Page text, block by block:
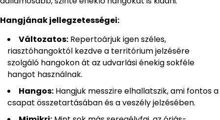
Hangjának jellegzetességei:
Változatos: Repertoárjuk igen széles,
riasztóhangoktól kezdve a territórium jelzésére
szolgáló hangokon át az udvarlási énekig sokféle
hangot használnak.
Hangos: Hangjuk messzire elhallatszik, ami fontos a
csapat összetartásában és a veszély jelzésében.